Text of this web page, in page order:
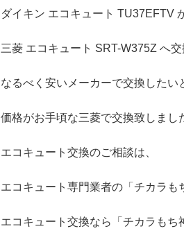
ダイキン エコキュート TU37EFTV
三菱 エコキュート SRT-W375Z へ
なるべく安いメーカーで交換したい
価格がお手頃な三菱で交換致しまし
エコキュート交換のご相談は、
エコキュート専門業者の「チカラも
エコキュート交換なら「チカラもち